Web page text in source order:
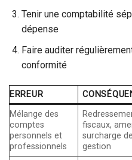
Tenir une comptabilité
dépense
Faire auditer
conformité
ERREUR
Mélange des
comptes
personnels et
professionnels
fiscaux,
surcharge de
gestion